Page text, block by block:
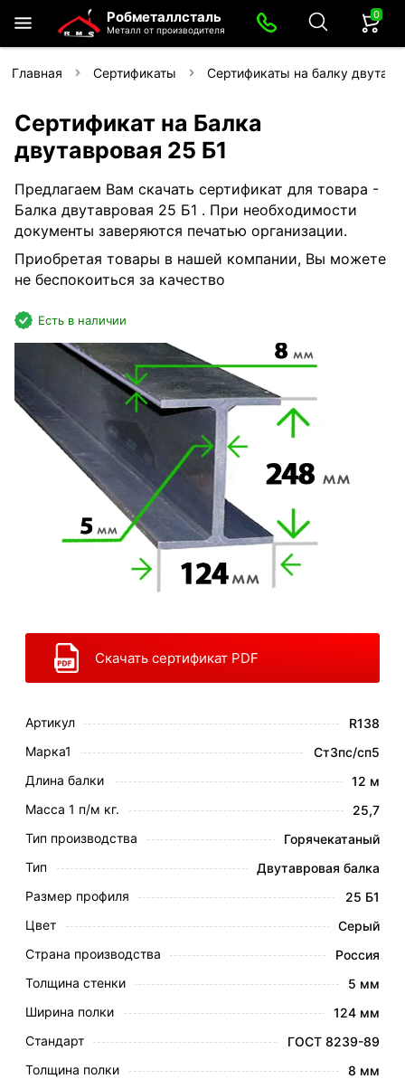
Робметаллсталь
Металл от производителя
0
Главная Сертификаты Сертификаты на балку
Сертификат на Балка
двутавровая 25 Б1
Предлагаем Вам скачать сертификат для товара -
Балка двутавровая 25 Б1 . При необходимости
документы заверяются печатью организации.
Приобретая товары в нашей компании, Вы можете
не беспокоиться за качество
Есть в наличии
Скачать сертификат PDF
Артикул
R138
Марка1
Ст3пс/сп5
Длина балки
12 м
Масса 1 п/м кг.
25,7
Тип производства
Горячекатаный
Тип
Двутавровая балка
Размер профиля
25 Б1
Цвет
Серый
Страна производства
Россия
Толщина стенки
5 мм
Ширина полки
124 мм
Стандарт
ГОСТ 8239-89
Толщина полки
8 мм